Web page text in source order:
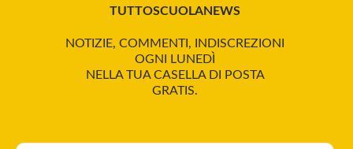
TUTTOSCUOLANEWS
NOTIZIE, COMMENTI, INDISCREZIONI
OGNI LUNEDÌ
NELLA TUA CASELLA DI POSTA
GRATIS.